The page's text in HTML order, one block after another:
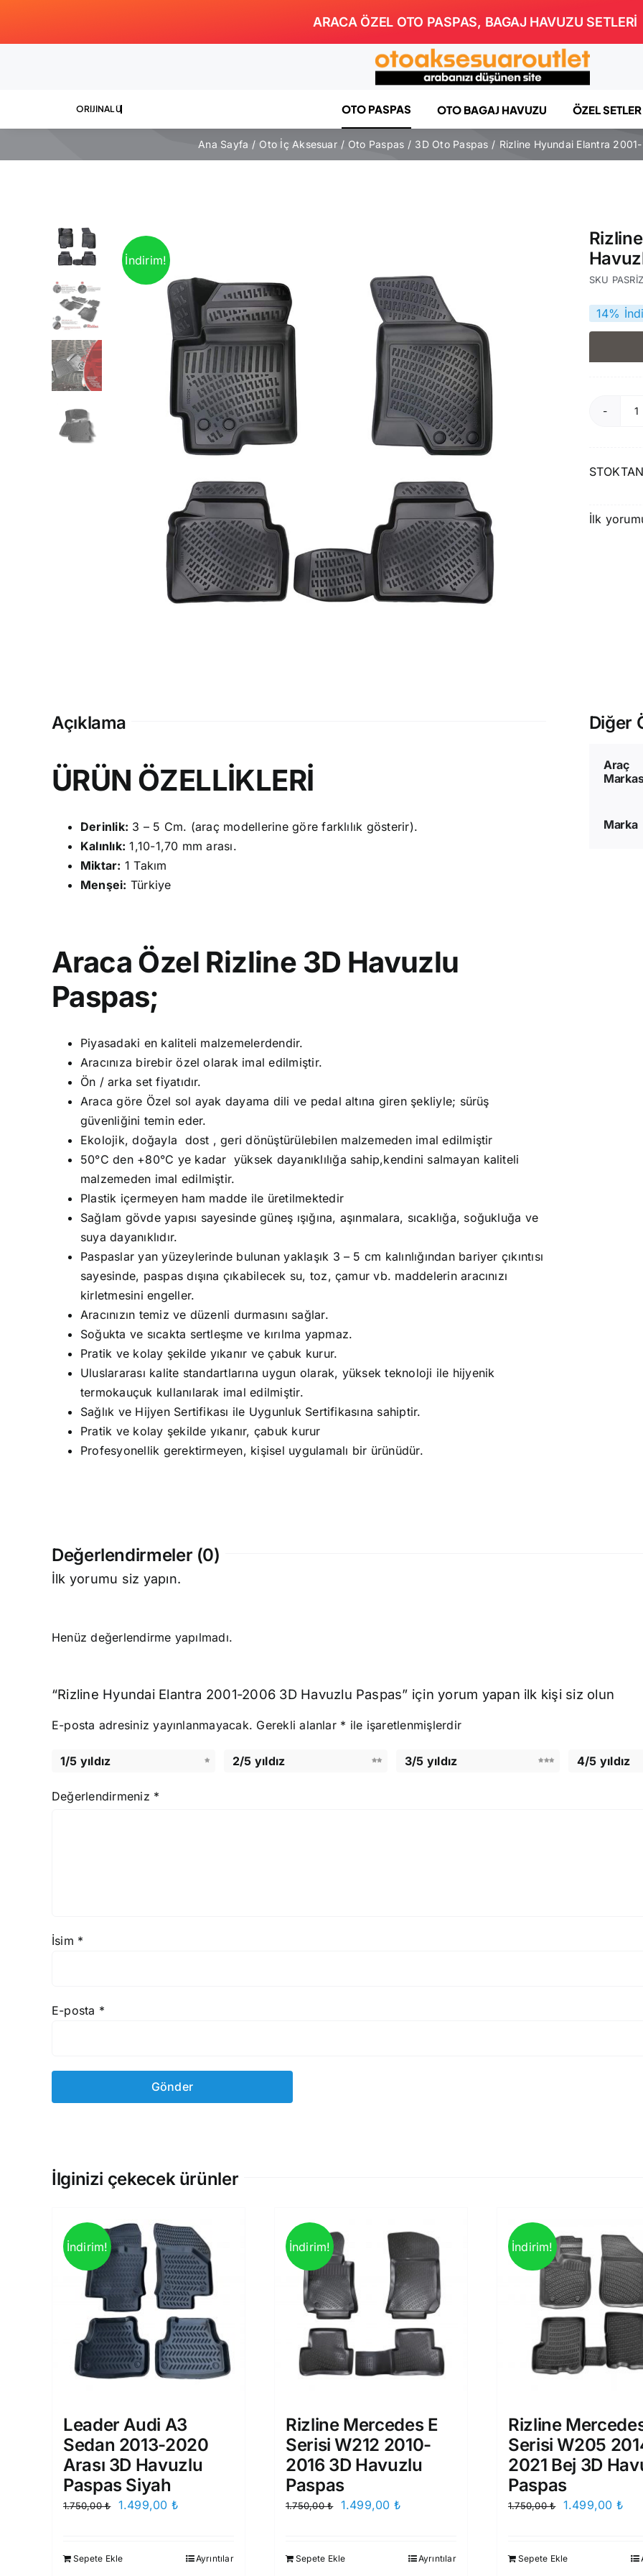
content
ARACA ÖZEL OTO PASPAS, BAGAJ HAVUZU SETLERİ
OTO PASPAS OTO BAGAJ HAVUZU ÖZEL SETLER
Ana Sayfa Oto İç Aksesuar Oto Paspas 3D Oto Paspas Rizline Hyundai Elantra
İndirim!
SKU
14%
İlk
Açıklama
ÜRÜN ÖZELLİKLERİ
Derinlik: 3 – 5 Cm. (araç modellerine göre farklılık gösterir).
Kalınlık: 1,10-1,70 mm arası.
Miktar: 1 Takım
Menşei: Türkiye
Araca Özel Rizline 3D Havuzlu
Paspas;
Piyasadaki en kaliteli malzemelerdendir.
Aracınıza birebir özel olarak imal edilmiştir.
Ön / arka set fiyatıdır.
Araca göre Özel sol ayak dayama dili ve pedal altına giren şekliyle; sürüş
güvenliğini temin eder.
Ekolojik, doğayla dost , geri dönüştürülebilen malzemeden imal edilmiştir
50°C den +80°C ye kadar yüksek dayanıklılığa sahip,kendini salmayan kaliteli
malzemeden imal edilmiştir.
Plastik içermeyen ham madde ile üretilmektedir
Sağlam gövde yapısı sayesinde güneş ışığına, aşınmalara, sıcaklığa, soğukluğa ve
suya dayanıklıdır.
Paspaslar yan yüzeylerinde bulunan yaklaşık 3 – 5 cm kalınlığından bariyer çıkıntısı
sayesinde, paspas dışına çıkabilecek su, toz, çamur vb. maddelerin aracınızı
kirletmesini engeller.
Aracınızın temiz ve düzenli durmasını sağlar.
Soğukta ve sıcakta sertleşme ve kırılma yapmaz.
Pratik ve kolay şekilde yıkanır ve çabuk kurur.
Uluslararası kalite standartlarına uygun olarak, yüksek teknoloji ile hijyenik
termokauçuk kullanılarak imal edilmiştir.
Sağlık ve Hijyen Sertifikası ile Uygunluk Sertifikasına sahiptir.
Pratik ve kolay şekilde yıkanır, çabuk kurur
Profesyonellik gerektirmeyen, kişisel uygulamalı bir ürünüdür.
Diğer
Araç
Marka
Değerlendirmeler (0)
İlk yorumu siz yapın.
Henüz değerlendirme yapılmadı.
“Rizline Hyundai Elantra 2001-2006 3D Havuzlu Paspas” için yorum yapan ilk kişi siz olun
E-posta adresiniz yayınlanmayacak. Gerekli alanlar * ile işaretlenmişlerdir
1/5 yıldız 2/5 yıldız 3/5 yıldız 4/5 yıldız
Değerlendirmeniz *
İsim *
E-posta *
İlginizi çekecek ürünler
İndirim!
Leader Audi A3
Sedan 2013-2020
Arası 3D Havuzlu
Paspas Siyah
1.750,00₺
Orijinal
1.499,00 ₺
1.499,00 ₺.
Sepete Ekle Ayrıntılar
İndirim!
Rizline Mercedes E
Serisi W212 2010-
2016 3D Havuzlu
Paspas
1.750,00₺
Orijinal
1.499,00 ₺
1.499,00 ₺.
Sepete Ekle Ayrıntılar
İndirim!
Rizline
Serisi W205
2021 Bej 3D
Paspas
1.750,00₺
Orijinal
1.499,00 ₺
Sepete Ekle